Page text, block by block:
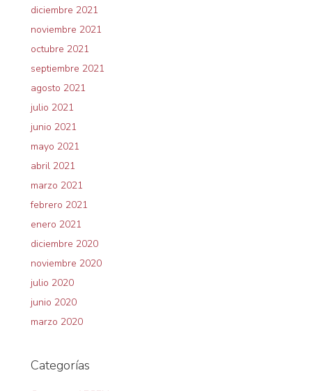
diciembre 2021
noviembre 2021
octubre 2021
septiembre 2021
agosto 2021
julio 2021
junio 2021
mayo 2021
abril 2021
marzo 2021
febrero 2021
enero 2021
diciembre 2020
noviembre 2020
julio 2020
junio 2020
marzo 2020
Categorías